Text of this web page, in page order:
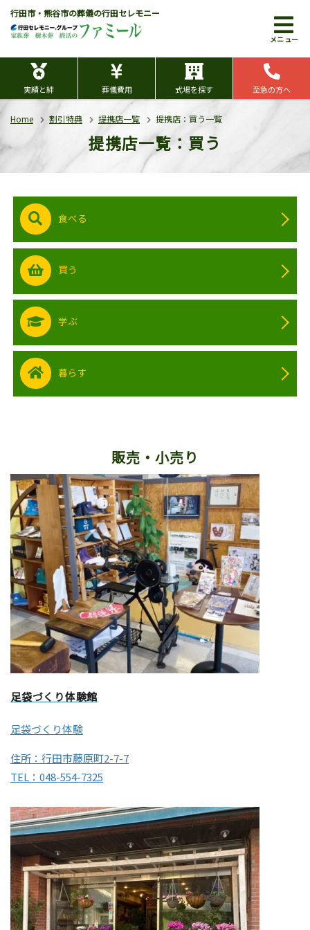
行田市・熊谷市の葬儀の行田セレモニー
メニュー
実績と絆 葬儀費用 式場を探す 至急の方へ
Home 割引特典 提携店一覧 提携店：買う一覧
提携店一覧：買う
食べる
買う
学ぶ
暮らす
販売・小売り
足袋づくり体験館
足袋づくり体験
住所：行田市藤原町2-7-7
TEL：048-554-7325